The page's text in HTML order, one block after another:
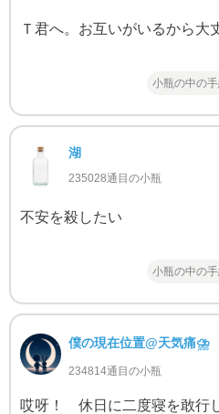
Ｔ君へ。お互いがいるから大
小瓶の中の
湖
235028通目の小瓶
不安を殺したい
小瓶の中の
僕の現在位置@天気痛⛈
234814通目の小瓶
哎呀！ 休日に二度寝を敢行